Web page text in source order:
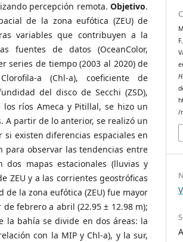
percepción remota.Objetivo.
de la zona eufótica (ZEU) de
variables que contribuyen a la
fuentes de datos (OceanColor,
series de tiempo (2003 al 2020) de
a (Chl-a), coeficiente de
del disco de Secchi (ZSD),
ríos Ameca y Pitillal, se hizo un
A partir de lo anterior, se realizó un
existen diferencias espaciales en
para observar las tendencias entre
dos mapas estacionales (lluvias y
ZEU y a las corrientes geostróficas
de la zona eufótica (ZEU) fue mayor
febrero a abril (22.95 ± 12.98 m);
la bahía se divide en dos áreas: la
con la MIP y Chl-a), y la sur,
/